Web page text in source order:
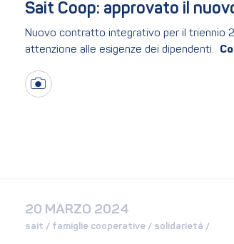
Sait Coop: approvato il
Nuovo contratto integrativo per il triennio
attenzione alle esigenze dei dipendenti.
20 MARZO 2024
sait / famiglie cooperative / solidarietà /